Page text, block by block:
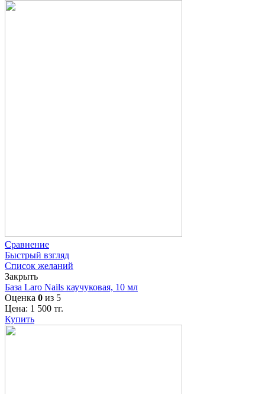
Сравнение
Быстрый взгляд
Список желаний
Закрыть
База Laro Nails каучуковая, 10 мл
Оценка 0 из 5
Цена: 1 500 тг.
Купить